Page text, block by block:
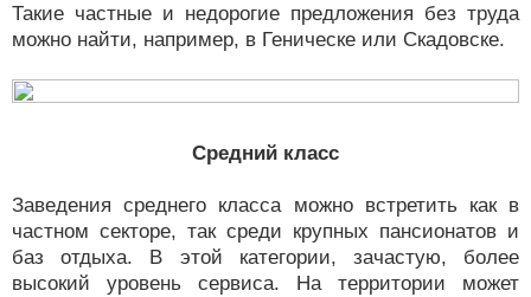
Такие частные и недорогие предложения без труда
можно найти, например, в Геническе или Скадовске.
Средний класс
Заведения среднего класса можно встретить как в
частном секторе, так среди крупных пансионатов и
баз отдыха. В этой категории, зачастую, более
высокий уровень сервиса. На территории может